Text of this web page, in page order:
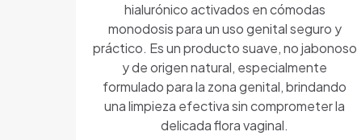
hialurónico activados en cómodas
monodosis para un uso genital seguro y
práctico. Es un producto suave, no jabonoso
y de origen natural, especialmente
formulado para la zona genital, brindando
una limpieza efectiva sin comprometer la
delicada flora vaginal.